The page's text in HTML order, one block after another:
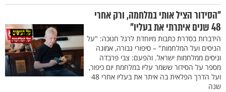
"הסידור הציל אותי במלחמה, ורק אחרי
48 שנים איתרתי את בעליו"
הידברות בסדרת כתבות מיוחדת לרגל חנוכה: "על
הניסים ועל המלחמות" – סיפורי גבורה, אמונה
וניסים ממלחמות ישראל. והפעם: צבי פרבדה
מספר על הסידור ששמר עליו במלחמת יום כיפור,
ועל הדרך הפלאית בה איתר את בעליו אחרי 48
שנה